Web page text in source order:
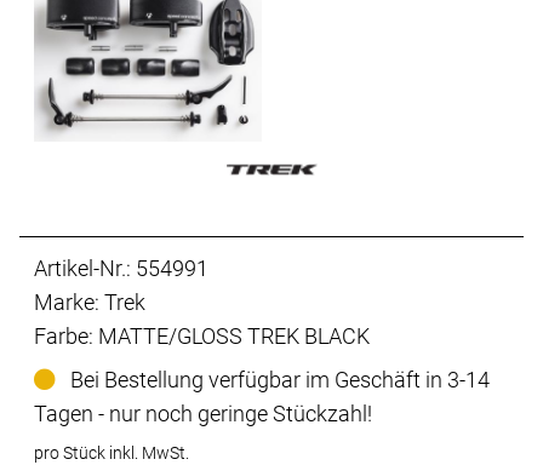
Artikel-Nr.: 554991
Marke: Trek
Farbe: MATTE/GLOSS TREK BLACK
Bei Bestellung verfügbar im Geschäft in 3-14
Tagen - nur noch geringe Stückzahl!
pro Stück inkl. MwSt.